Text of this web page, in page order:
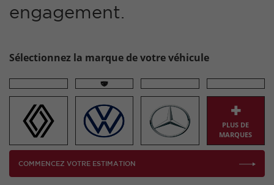
engagement.
Sélectionnez la marque de votre véhicule
PLUS DE
MARQUES
COMMENCEZ VOTRE ESTIMATION